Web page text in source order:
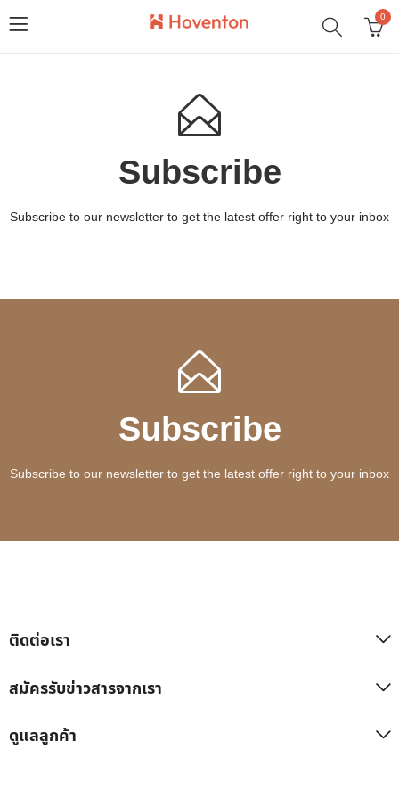
0
Subscribe
Subscribe to our newsletter to get the latest offer right to your inbox
Subscribe
Subscribe to our newsletter to get the latest offer right to your inbox
ติดต่อเรา
สมัครรับข่าวสารจากเรา
ดูแลลูกค้า